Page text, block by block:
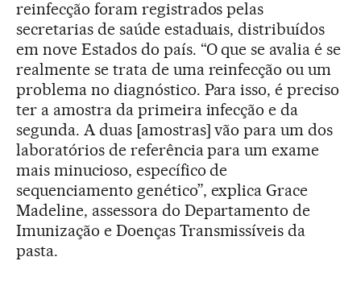
reinfecção foram registrados pelas
secretarias de saúde estaduais, distribuídos
em nove Estados do país. “O que se avalia é se
realmente se trata de uma reinfecção ou um
problema no diagnóstico. Para isso, é preciso
ter a amostra da primeira infecção e da
segunda. A duas [amostras] vão para um dos
laboratórios de referência para um exame
mais minucioso, específico de
sequenciamento genético”, explica Grace
Madeline, assessora do Departamento de
Imunização e Doenças Transmissíveis da
pasta.